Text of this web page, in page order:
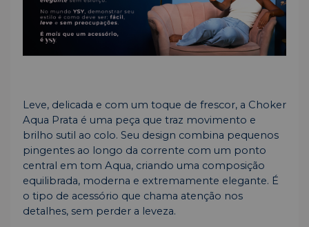
Leve, delicada e com um toque de frescor, a Choker
Aqua Prata é uma peça que traz movimento e
brilho sutil ao colo. Seu design combina pequenos
pingentes ao longo da corrente com um ponto
central em tom Aqua, criando uma composição
equilibrada, moderna e extremamente elegante. É
o tipo de acessório que chama atenção nos
detalhes, sem perder a leveza.